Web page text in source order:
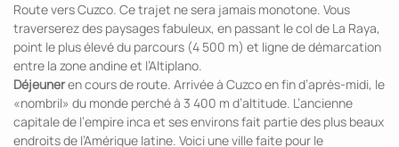
Route vers Cuzco. Ce trajet ne sera jamais monotone. Vous
traverserez des paysages fabuleux, en passant le col de La Raya,
point le plus élevé du parcours (4 500 m) et ligne de démarcation
entre la zone andine et l’Altiplano.
Déjeuneren cours de route. Arrivée à Cuzco en fin d’après-midi, le
«nombril» du monde perché à 3 400 m d’altitude. L’ancienne
capitale de l’empire inca et ses environs fait partie des plus beaux
endroits de l’Amérique latine. Voici une ville faite pour le